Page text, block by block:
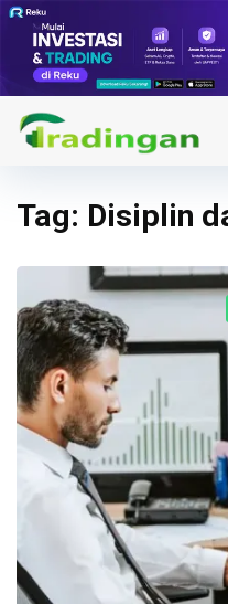
Tag: Disiplin